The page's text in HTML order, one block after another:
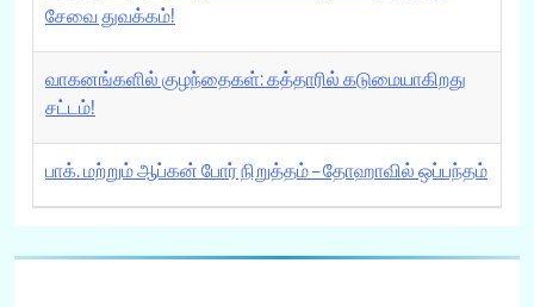
சேவை துவக்கம்!
வாகனங்களில் குழந்தைகள்: கத்தாரில் கடுமையாகிறது
சட்டம்!
பாக். மற்றும் ஆப்கன் போர் நிறுத்தம் – தோஹாவில் ஒப்பந்தம்